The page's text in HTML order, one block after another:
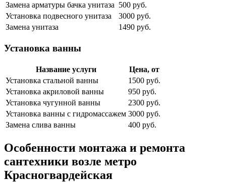
Замена арматуры бачка унитаза 500 руб.
Установка подвесного унитаза
3000 руб.
Замена унитаза
1490 руб.
Установка ванны
Название услуги
Цена, от
Установка стальной ванны
1500 руб.
Установка акриловой ванны
950 руб.
Установка чугунной ванны
2300 руб.
Установка ванны с гидромассажем 3000 руб.
Замена слива ванны
400 руб.
Особенности монтажа и ремонта
сантехники возле метро
Красногвардейская